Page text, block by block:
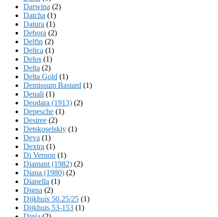
Darwina (2)
Datcha (1)
Datura (1)
Debora (2)
Delfin (2)
Delica (1)
Delos (1)
Delta (2)
Delta Gold (1)
Demissum Bastard (1)
Denali (1)
Deodara (1913) (2)
Depesche (1)
Desiree (2)
Detskoselskiy (1)
Deva (1)
Dextra (1)
Di Vernon (1)
Diamant (1982) (2)
Diana (1980) (2)
Dianella (1)
Digna (2)
Dijkhuis 50.25/25 (1)
Dijkhuis 53-153 (1)